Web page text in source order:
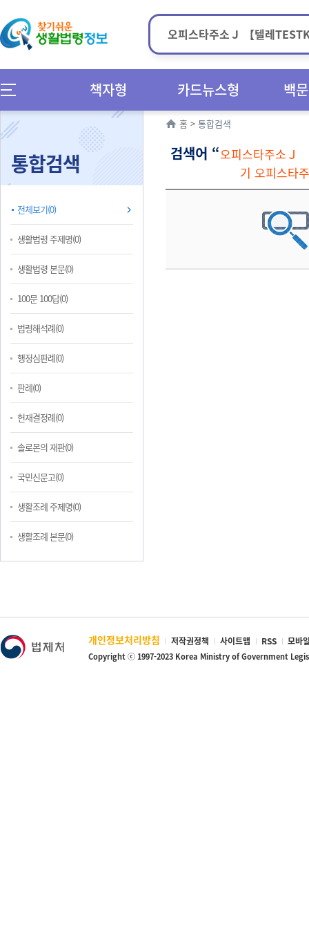
책자형 카드뉴스형 백
통합검색
전체보기(0)
생활법령 주제명(0)
생활법령 본문(0)
100문 100답(0)
법령해석례(0)
행정심판례(0)
판례(0)
헌재결정례(0)
솔로몬의 재판(0)
국민신문고(0)
생활조례 주제명(0)
생활조례 본문(0)
홈 > 통합검색
검색어 “오피스타주소Ｊ
기 오피스타
개인정보처리방침 저작권정책 사이트맵 RSS 모바
Copyright ⓒ 1997-2023 Korea Ministry of Government